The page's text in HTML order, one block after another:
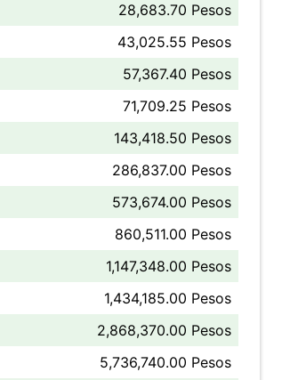
28,683.70 Pesos
43,025.55 Pesos
57,367.40 Pesos
71,709.25 Pesos
143,418.50 Pesos
286,837.00 Pesos
573,674.00 Pesos
860,511.00 Pesos
1,147,348.00 Pesos
1,434,185.00 Pesos
2,868,370.00 Pesos
5,736,740.00 Pesos